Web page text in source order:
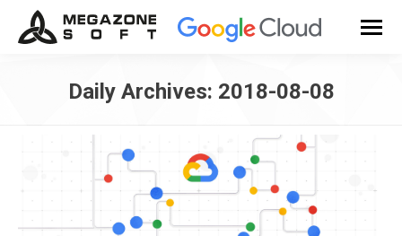
Daily Archives: 2018-08-08